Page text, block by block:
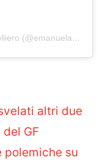
Un post condiviso da Emanuela Folliero (@emanuelafolliero_official)
altri due
GF
polemiche su